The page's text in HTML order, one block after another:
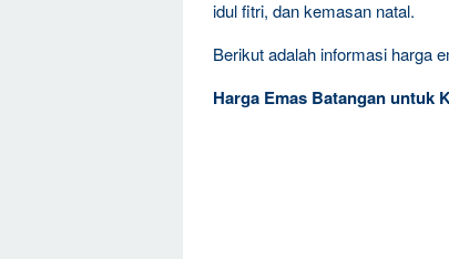
idul fitri, dan kemasan natal.
Berikut adalah informasi harga
Harga Emas Batangan untuk